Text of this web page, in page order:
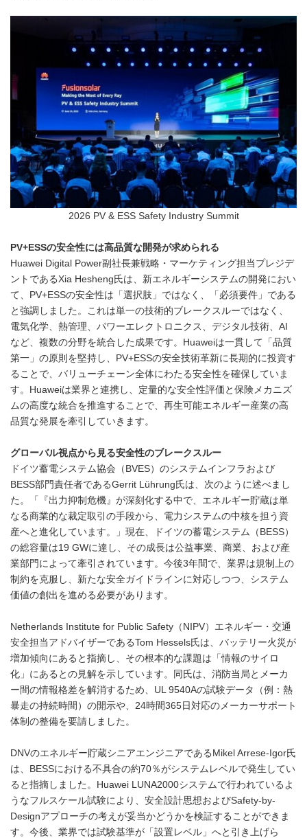
2026 PV & ESS Safety Industry Summit
PV+ESSの安全性には高品質な開発が求められる
Huawei Digital Power副社長兼戦略・マーケティング担当プレジデ
ントであるXia Hesheng氏は、新エネルギーシステムの開発におい
て、PV+ESSの安全性は「選択肢」ではなく、「必須要件」である
と強調しました。これは単一の技術的ブレークスルーではなく、
電気化学、熱管理、パワーエレクトロニクス、デジタル技術、AI
など、複数の分野を統合した成果です。Huaweiは一貫して「品質
第一」の原則を堅持し、PV+ESSの安全技術革新に長期的に投資す
ることで、バリューチェーン全体にわたる安全性を確保していま
す。Huaweiは業界と連携し、定量的な安全性評価と保険メカニズ
ムの高度な統合を推進することで、再生可能エネルギー産業の高
品質な発展を牽引していきます。
グローバル視点から見る安全性のブレークスルー
ドイツ蓄電システム協会（BVES）のシステムインフラおよび
BESS部門責任者であるGerrit Lührung氏は、次のように述べまし
た。「『出力抑制危機』が深刻化する中で、エネルギー貯蔵は単
なる商業的な裁定取引の手段から、電力システムの中核を担う資
産へと進化しています。」現在、ドイツの蓄電システム（BESS）
の総容量は19 GWに達し、その成長は公益事業、商業、および産
業部門によって牽引されています。今後3年間で、業界は規制上の
制約を克服し、新たな安全ガイドラインに対応しつつ、システム
価値の創出を進める必要があります。
Netherlands Institute for Public Safety（NIPV）エネルギー・交通
安全担当アドバイザーであるTom Hessels氏は、バッテリー火災が
増加傾向にあると指摘し、その根本的な課題は「情報のサイロ
化」にあるとの見解を示しています。同氏は、消防当局とメーカ
ー間の情報格差を解消するため、UL 9540Aの試験データ（例：熱
暴走の持続時間）の開示や、24時間365日対応のメーカーサポート
体制の整備を要請しました。
DNVのエネルギー貯蔵シニアエンジニアであるMikel Arrese-Igor氏
は、BESSにおける不具合の約70％がシステムレベルで発生してい
ると指摘しました。Huawei LUNA2000システムで行われているよ
うなフルスケール試験により、安全設計思想およびSafety-by-
Designアプローチの考えが妥当かどうかを検証することができま
す。今後、業界では試験基準が「設置レベル」へと引き上げら